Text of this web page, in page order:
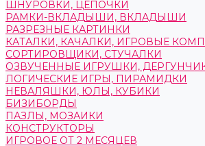
ШНУРОВКИ, ЦЕПОЧКИ
РАМКИ-ВКЛАДЫШИ, ВКЛАДЫШИ
РАЗРЕЗНЫЕ КАРТИНКИ
КАТАЛКИ, КАЧАЛКИ, ИГРОВЫЕ
СОРТИРОВЩИКИ, СТУЧАЛКИ
ОЗВУЧЕННЫЕ ИГРУШКИ,
ЛОГИЧЕСКИЕ ИГРЫ, ПИРАМИДКИ
НЕВАЛЯШКИ, ЮЛЫ, КУБИКИ
БИЗИБОРДЫ
ПАЗЛЫ, МОЗАИКИ
КОНСТРУКТОРЫ
ИГРОВОЕ ОТ 2 МЕСЯЦЕВ